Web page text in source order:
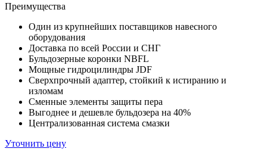
Преимущества
Один из крупнейших поставщиков навесного
оборудования
Доставка по всей России и СНГ
Бульдозерные коронки NBFL
Мощные гидроцилиндры JDF
Сверхпрочный адаптер, стойкий к истиранию и
изломам
Сменные элементы защиты пера
Выгоднее и дешевле бульдозера на 40%
Централизованная система смазки
Уточнить цену